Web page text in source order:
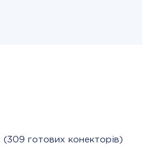
(309 готових конекторів)